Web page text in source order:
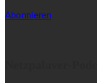
Abonnieren